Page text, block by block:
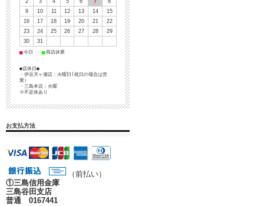
2 3 4 5 6 7
8
9
10 11 12 13 14
15
16
17 18 19 20 21
22
23
24 25 26 27 28
29
30
31
■ 今日 ■ 両店休業
●店休日●
・伊豆月ヶ瀬店：火曜日(祝日の場合は営
業）
・三島本店：火曜
※不定休あり
お支払方法
（前払い）
①三島信用金庫
三島谷田支店
普通 0167441